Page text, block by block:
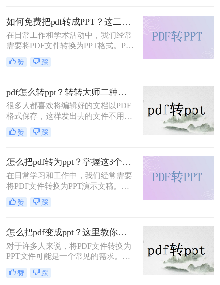
脑上pdf怎么转换成ppt呢？本文将介
绍二种简单易行的方法，帮助您轻松
实现PDF到PPT的转换。
如何免费把pdf转成PPT？这二种转换方法了解一下！
在日常工作和学术活动中，我们经常
需要将PDF文件转换为PPT格式。PPT
格式可以更好地展示内容，便于演讲
和展示。然而，许多在线转换工具需
将介绍如何免费把pdf转成PPT，并提
供一些相关的技巧和注意事项。
赞 踩
pdf怎么转ppt？转转大师二种转换方法掌握好！
很多人都喜欢将编辑好的文档以PDF
格式保存，这样发出去的文件不用担
心乱码、排版出错等问题，打印也可
以很清晰，不过，虽然PDF文件的兼
多时候都需要转换成易编辑的文档，
那么怎么将pdf怎么转ppt？对于初入
职场的朋友来说，可能还不知道怎么
pdf转ppt，但是不用担心，格式转换
并不是很难的操作，只要有好的工具
就可以完成，下面来演示一遍。
赞 踩
怎么把pdf转为ppt？掌握这3个方法就够了！
在日常学习和工作中，我们经常需要
将PDF文件转换为PPT演示文稿。
PDF文件因其稳定性和兼容性而广泛
用于文档共享和打印，而PPT则是一
态和交互式的演示文稿。本文将详细
介绍怎么把pdf转为ppt ，并提供一些
实用的转换技巧。
赞 踩
怎么把pdf变成ppt？这里教你这二种方法！
对于许多人来说，将PDF文件转换为
PPT文件可能是一个常见的需求。不
管是为了演示、教育目的还是为了进
行编辑和修改，将PDF转换为PPT可
赞 踩